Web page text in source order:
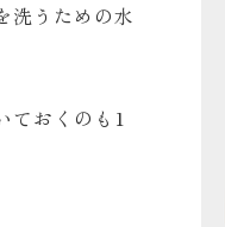
洗うための水
ておくのも1